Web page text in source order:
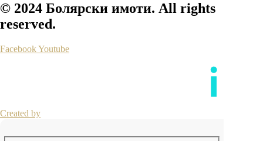
© 2024 Болярски имоти. All rights
reserved.
FacebookYoutube
Created by